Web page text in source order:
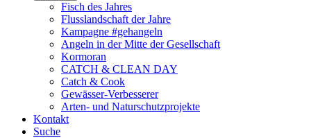
Fisch des Jahres
Flusslandschaft der Jahre
Kampagne #gehangeln
Angeln in der Mitte der Gesellschaft
Kormoran
CATCH & CLEAN DAY
Catch & Cook
Gewässer-Verbesserer
Arten- und Naturschutzprojekte
Kontakt
Suche